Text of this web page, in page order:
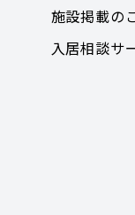
施設掲載の
入居相談サ